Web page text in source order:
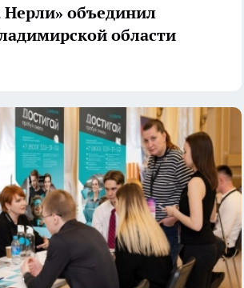
Нерли» объединил
области